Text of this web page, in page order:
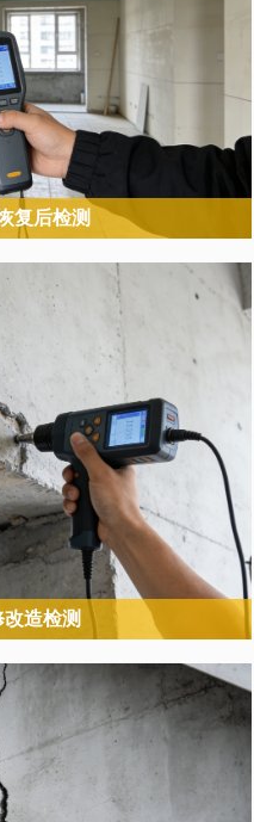
复后检测
合安全标准。
造检测
安全、消防安全、使用功能的影